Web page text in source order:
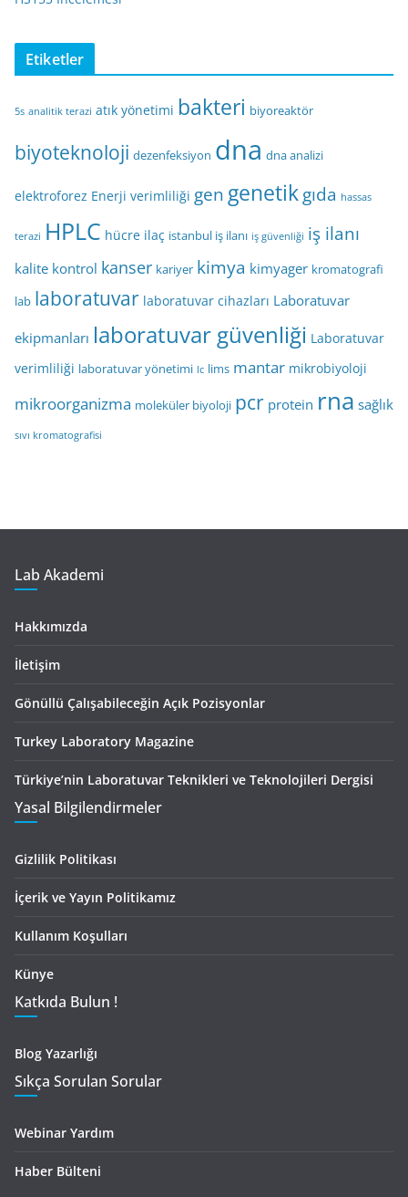
Etiketler
5s analitik terazi atık yönetimi bakteri biyoreaktör
biyoteknoloji dezenfeksiyon dna dna analizi
elektroforez Enerji verimliliği gen genetikgıda hassas
terazi HPLC hücre ilaç istanbul iş ilanı iş güvenliği iş ilanı
kalite kontrol kanser kariyer kimya kimyager kromatografi
lab laboratuvar laboratuvar cihazları Laboratuvar
ekipmanları laboratuvar güvenliği Laboratuvar
verimliliği laboratuvar yönetimi lc lims mantar mikrobiyoloji
mikroorganizma moleküler biyoloji pcr protein rna sağlık
sıvı kromatografisi
Lab Akademi
Hakkımızda
İletişim
Gönüllü Çalışabileceğin Açık Pozisyonlar
Turkey Laboratory Magazine
Türkiye’nin Laboratuvar Teknikleri ve Teknolojileri Dergisi
Yasal Bilgilendirmeler
Gizlilik Politikası
İçerik ve Yayın Politikamız
Kullanım Koşulları
Künye
Katkıda Bulun !
Blog Yazarlığı
Sıkça Sorulan Sorular
Webinar Yardım
Haber Bülteni